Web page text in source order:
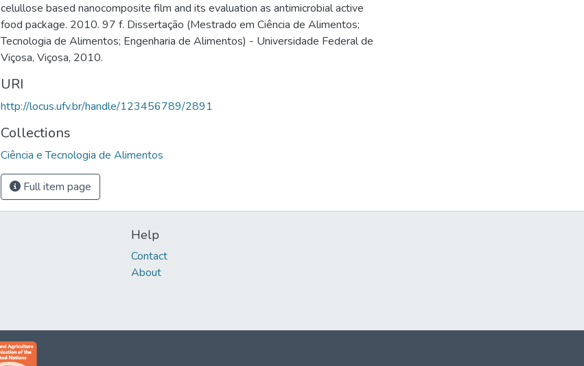
celullose based nanocomposite film and its evaluation as antimicrobial active
food package. 2010. 97 f. Dissertação (Mestrado em Ciência de Alimentos;
Tecnologia de Alimentos; Engenharia de Alimentos) - Universidade Federal de
Viçosa, Viçosa, 2010.
URI
http://locus.ufv.br/handle/123456789/2891
Collections
Ciência e Tecnologia de Alimentos
Full item page
Help
Contact
About